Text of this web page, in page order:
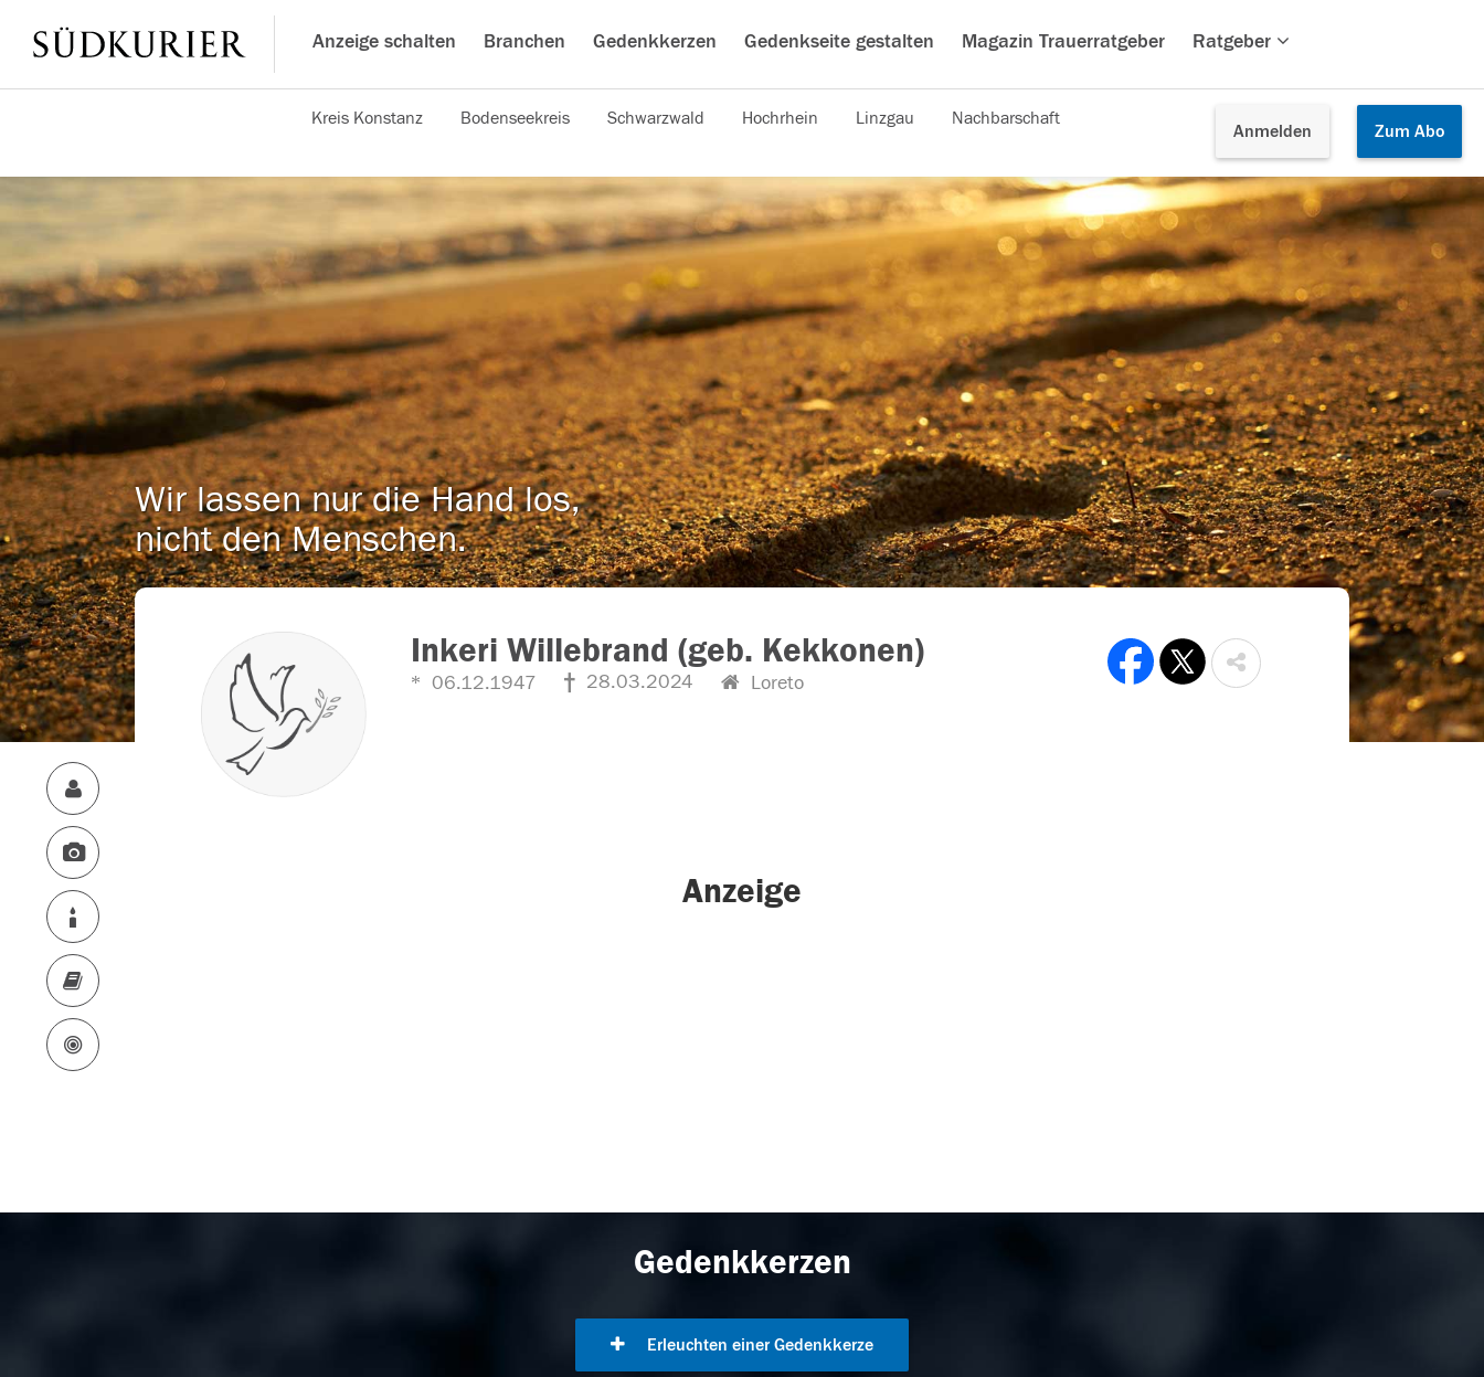
Anzeige schalten Branchen Gedenkkerzen Gedenkseite gestalten Magazin Trauerratgeber Ratgeber
Anmelden Zum Abo
Kreis Konstanz Bodenseekreis Schwarzwald Hochrhein Linzgau Nachbarschaft
Wir lassen nur die Hand los,
nicht den Menschen.
Inkeri Willebrand (geb. Kekkonen)
06.12.1947 28.03.2024 Loreto
Anzeige
Gedenkkerzen
Erleuchten einer Gedenkkerze